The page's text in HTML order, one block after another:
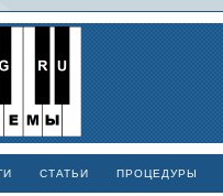
СТАТЬИ ПРОЦЕДУРЫ